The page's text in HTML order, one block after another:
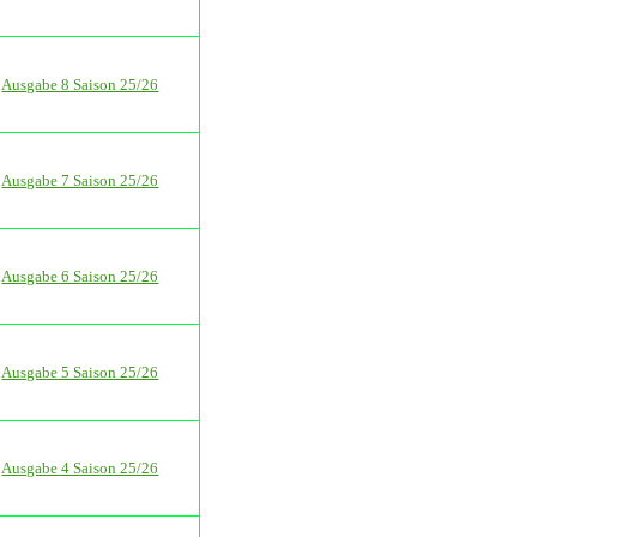
Ausgabe 8 Saison 25/26
Ausgabe 7 Saison 25/26
Ausgabe 6 Saison 25/26
Ausgabe 5 Saison 25/26
Ausgabe 4 Saison 25/26